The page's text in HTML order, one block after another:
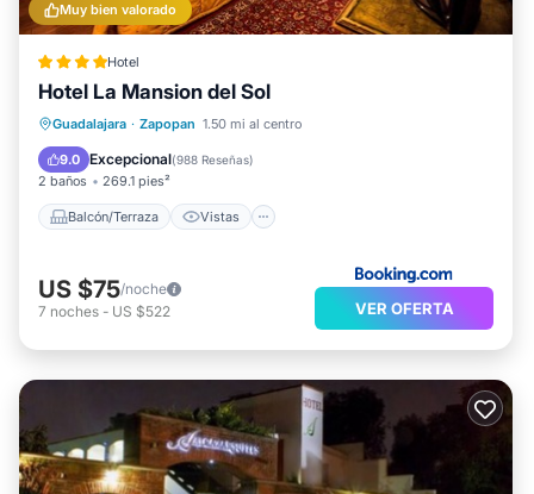
Muy bien valorado
Hotel
Hotel La Mansion del Sol
Guadalajara · Zapopan 1.50 mi al centro
9.0 Excepcional(988 Reseñas)
2 baños 269.1 pies²
Balcón/Terraza Vistas
Balcón/Terraza
Vistas
Se admiten mascotas
US $75/noche
7 noches - US $522 VER OFERTA